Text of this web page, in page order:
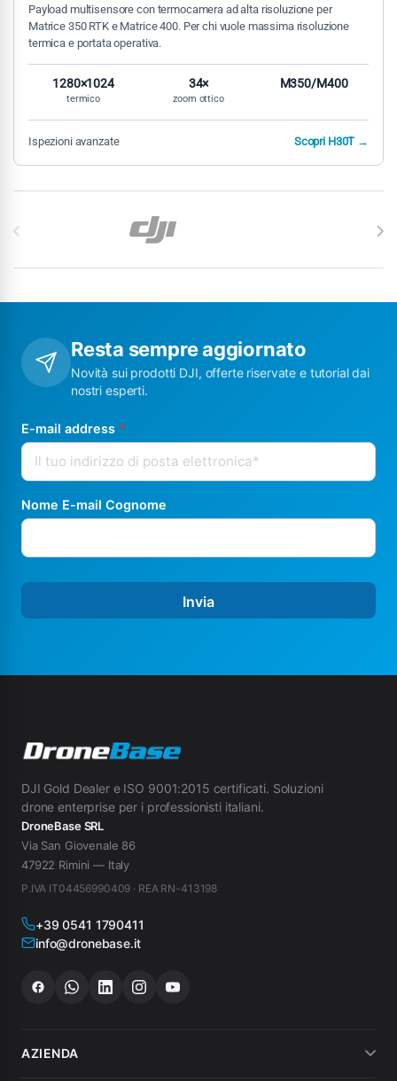
Payload multisensore con termocamera ad alta risoluzione per
Matrice 350 RTK e Matrice 400. Per chi vuole massima risoluzione
termica e portata operativa.
1280×1024
termico
34×
zoom ottico
M350/M400
Ispezioni avanzate Scopri H30T →
Resta sempre aggiornato
Novità sui prodotti DJI, offerte riservate e tutorial dai
nostri esperti.
E-mail address *
Nome E-mail Cognome
Invia
DJI Gold Dealer e ISO 9001:2015 certificati. Soluzioni
drone enterprise per i professionisti italiani.
DroneBase SRL
Via San Giovenale 86
47922 Rimini — Italy
P.IVA IT04456990409 · REA RN-413198
+39 0541 1790411
info@dronebase.it
AZIENDA